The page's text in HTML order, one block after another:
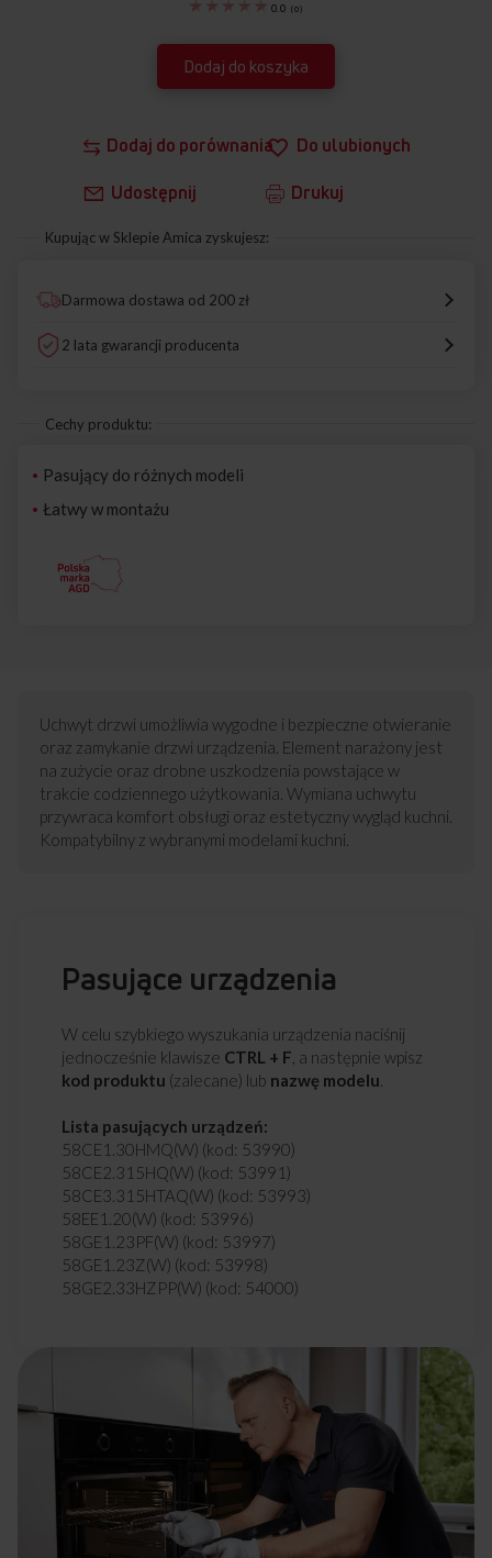
Dodaj do porównania Do ulubionych
Udostępnij Drukuj
0.0 (0)
Dodaj do koszyka
Kupując w Sklepie Amica zyskujesz:
Darmowa dostawa od 200 zł
2 lata gwarancji producenta
Cechy produktu:
Pasujący do różnych modeli
Łatwy w montażu
Uchwyt drzwi umożliwia wygodne i bezpieczne otwieranie
oraz zamykanie drzwi urządzenia. Element narażony jest
na zużycie oraz drobne uszkodzenia powstające w
trakcie codziennego użytkowania. Wymiana uchwytu
przywraca komfort obsługi oraz estetyczny wygląd kuchni.
Kompatybilny z wybranymi modelami kuchni.
Pasujące urządzenia
W celu szybkiego wyszukania urządzenia naciśnij
jednocześnie klawisze CTRL + F , a następnie wpisz
kod produktu (zalecane) lub nazwę modelu
Lista pasujących urządzeń:
58CE1.30HMQ(W) (kod: 53990)
58CE2.315HQ(W) (kod: 53991)
58CE3.315HTAQ(W) (kod: 53993)
58EE1.20(W) (kod: 53996)
58GE1.23PF(W) (kod: 53997)
58GE1.23Z(W) (kod: 53998)
58GE2.33HZPP(W) (kod: 54000)
58GE3.33HZPTAQ(W) (kod: 54008)
58GE3.43HZPTADNAQ(W) (kod: 54010)
58GG4.23OFP(W) (kod: 54013)
58GG4.23ZPF(W) (kod: 54014)
58GG4.23ZPP(W) (kod: 54015)
58GG5.33HZPMQ(W) (kod: 54017)
58GG5.43HZPMSNQ(W) (kod: 54018)
58ME2.35HZPMS(W) ECO (kod: 54020)